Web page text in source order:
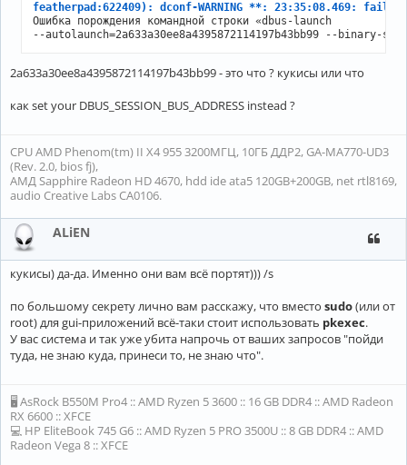
featherpad:622409): dconf-WARNING **: 23:35:08.469:
Ошибка порождения командной строки «dbus-launch
--autolaunch=2a633a30ee8a4395872114197b43bb99 --binary-
2a633a30ee8a4395872114197b43bb99 - это что ? кукисы или что
как set your DBUS_SESSION_BUS_ADDRESS instead ?
CPU AMD Phenom(tm) II X4 955 3200МГЦ, 10ГБ ДДР2, GA-MA770-UD3
(Rev. 2.0, bios fj),
АМД Sapphire Radeon HD 4670, hdd ide ata5 120GB+200GB, net rtl8169,
audio Creative Labs CA0106.
ALiEN
кукисы) да-да. Именно они вам всё портят))) /s
по большому секрету лично вам расскажу, что вместо sudo(или от
root) для gui-приложений всё-таки стоит использовать pkexec.
У вас система и так уже убита напрочь от ваших запросов "пойди
туда, не знаю куда, принеси то, не знаю что".
🖥 AsRock B550M Pro4 :: AMD Ryzen 5 3600 :: 16 GB DDR4 :: AMD Radeon
RX 6600 :: XFCE
💻 HP EliteBook 745 G6 :: AMD Ryzen 5 PRO 3500U :: 8 GB DDR4 :: AMD
Radeon Vega 8 :: XFCE